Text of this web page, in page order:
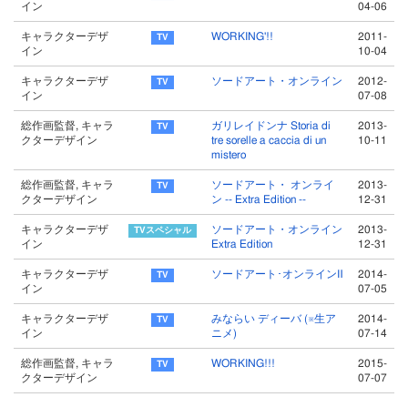
イン
04-06
キャラクターデザ
イン
WORKING'!!
2011-
10-04
キャラクターデザ
イン
ソードアート・オンライン
2012-
07-08
総作画監督, キャラ
クターデザイン
ガリレイドンナ Storia di
tre sorelle a caccia di un
mistero
2013-
10-11
総作画監督, キャラ
クターデザイン
ソードアート・ オンライ
ン -- Extra Edition --
2013-
12-31
キャラクターデザ
イン
ソードアート・オンライン
Extra Edition
2013-
12-31
キャラクターデザ
イン
ソードアート･オンラインⅡ
2014-
07-05
キャラクターデザ
イン
みならい ディーバ (※生ア
ニメ)
2014-
07-14
総作画監督, キャラ
クターデザイン
WORKING!!!
2015-
07-07